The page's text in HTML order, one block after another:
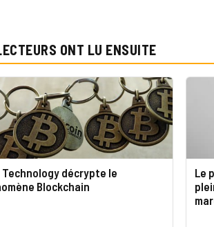
ONT LU ENSUITE
Technology décrypte le
Blockchain
Le